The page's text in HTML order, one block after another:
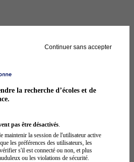
Continuer sans accepter
la recherche d’écoles et de
pas être désactivés.
maintenir la session de l'utilisateur active
les préférences des utilisateurs, les
s'il est connecté ou non, et plus
ou les violations de sécurité.